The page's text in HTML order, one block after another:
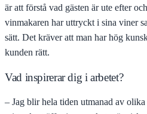
är att förstå vad gästen är ute efter
vinmakaren har uttryckt i sina viner
sätt. Det kräver att man har hög
kunden rätt.
Vad inspirerar dig i arbetet?
– Jag blir hela tiden utmanad av